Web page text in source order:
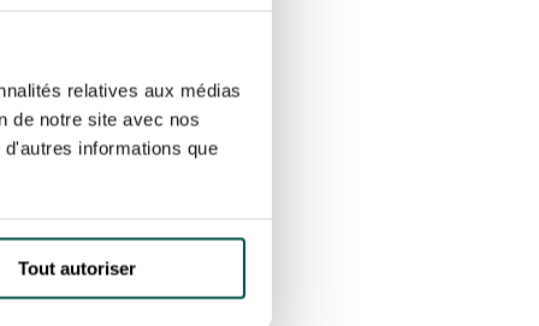
relatives aux médias
de notre site avec nos
informations que
Tout autoriser